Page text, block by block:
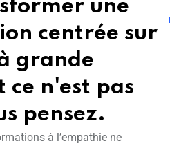
une
centrée sur
grande
ce n'est pas
pensez.
à l’empathie ne